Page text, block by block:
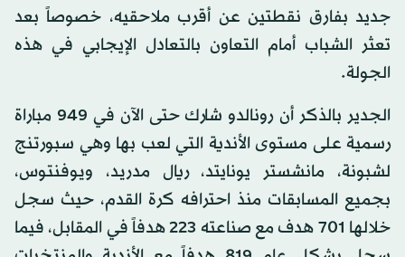
جديد بفارق نقطتين عن أقرب ملاحقيه، خصوصاً بعد
تعثر الشباب أمام التعاون بالتعادل الإيجابي في هذه
الجولة.
الجدير بالذكر أن رونالدو شارك حتى الآن في 949 مباراة
رسمية على مستوى الأندية التي لعب بها وهي سبورتنج
لشبونة، مانشستر يونايتد، ريال مدريد، ويوفنتوس،
بجميع المسابقات منذ احترافه كرة القدم، حيث سجل
خلالها 701 هدف مع صناعته 223 هدفاً في المقابل، فيما